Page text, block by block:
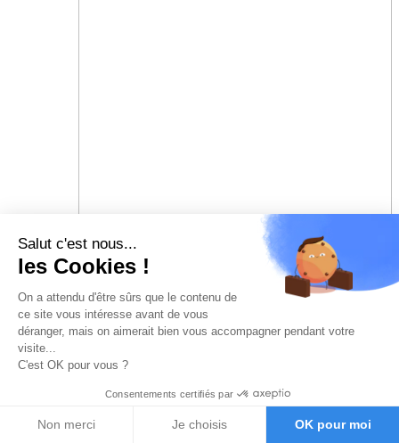
Salut c'est nous...
les Cookies !
On a attendu d'être sûrs que le contenu de
ce site vous intéresse avant de vous
déranger, mais on aimerait bien vous accompagner pendant votre
visite...
C'est OK pour vous ?
Consentements certifiés par
Non merci Je choisis OK pour moi